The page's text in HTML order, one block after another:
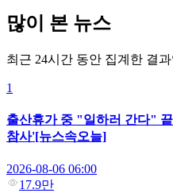
많이 본 뉴스
최근 24시간 동안 집계한 결
1
출산휴가 중 "일하러 간다"
참사'[뉴스속오늘]
2026-08-06 06:00
17.9만